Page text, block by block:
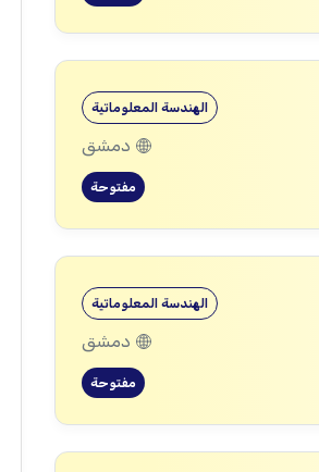
الهندسة المعلوماتية
دمشق
مفتوحة
الهندسة المعلوماتية
دمشق
مفتوحة